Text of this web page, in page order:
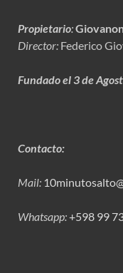
Propietario:
Director: Federico
Fundado el 3 de
Contacto:
Mail:
Whatsapp:+598 99